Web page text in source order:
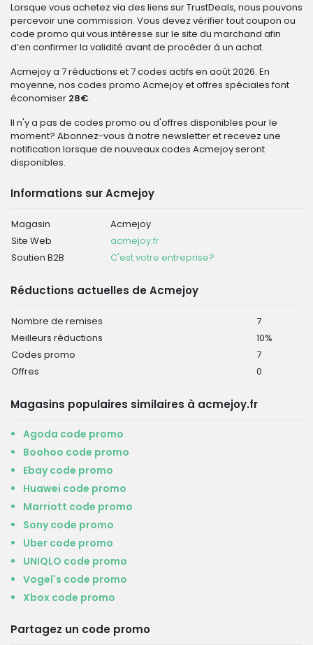
Lorsque vous achetez via des liens sur TrustDeals, nous pouvons
percevoir une commission. Vous devez vérifier tout coupon ou
code promo qui vous intéresse sur le site du marchand afin
d’en confirmer la validité avant de procéder à un achat.
Acmejoy a 7 réductions et 7 codes actifs en août 2026. En
moyenne, nos codes promo Acmejoy et offres spéciales font
économiser 28€.
Il n'y a pas de codes promo ou d'offres disponibles pour le
moment? Abonnez-vous à notre newsletter et recevez une
notification lorsque de nouveaux codes Acmejoy seront
disponibles.
Informations sur Acmejoy
Magasin
Acmejoy
Site Web
acmejoy.fr
Soutien B2B
C'est votre entreprise?
Réductions actuelles de Acmejoy
Nombre de remises
7
Meilleurs réductions
10%
Codes promo
7
Offres
0
Magasins populaires similaires à acmejoy.fr
Agoda code promo
Boohoo code promo
Ebay code promo
Huawei code promo
Marriott code promo
Sony code promo
Uber code promo
UNIQLO code promo
Vogel's code promo
Xbox code promo
Partagez un code promo